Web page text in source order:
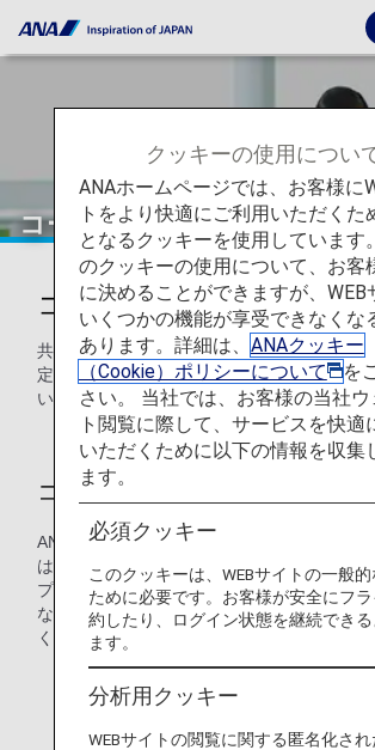
コードシェアをご利用のお
コードシェアをご利用の
共同運航便（コードシェア）をご利用の場
定・サービスが適用されます。各社にお問い
い。
コードシェア便ご利用時の注意
ANA便名で提携航空会社が運航するコード
は、運航会社の規定・サービスが適用され
プとはお手伝い内容が異なりますので、お
ない場合がございます。詳しくは各運航会
ください。
クッキーの使用につい
ANAホームページでは、お客様に
トをより快適にご利用いただくた
となるクッキーを使用しています
のクッキーの使用について、お客
に決めることができますが、WEB
いくつかの機能が享受できなくな
あります。詳細は、 ANAクッキー
（Cookie）ポリシーについて
を
さい。 当社では、お客様の当社ウ
ト閲覧に際して、サービスを快適
いただくために以下の情報を収集
ます。
必須クッキー
このクッキーは、WEBサイトの一般
ために必要です。お客様が安全にフ
約したり、ログイン状態を継続できる
ます。
分析用クッキー
WEBサイトの閲覧に関する匿名化され